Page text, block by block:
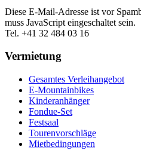
Diese E-Mail-Adresse ist vor
muss JavaScript eingeschaltet sein.
Tel. +41 32 484 03 16
Vermietung
Gesamtes Verleihangebot
E-Mountainbikes
Kinderanhänger
Fondue-Set
Festsaal
Tourenvorschläge
Mietbedingungen